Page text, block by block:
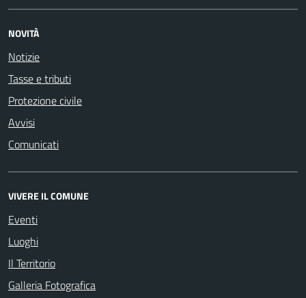
NOVITÀ
Notizie
Tasse e tributi
Protezione civile
Avvisi
Comunicati
VIVERE IL COMUNE
Eventi
Luoghi
Il Territorio
Galleria Fotografica